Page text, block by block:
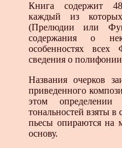
Книга содержит 48
каждый из
(Прелюдии или
содержания о
особенностях
сведения о
Названия очерков
приведенного
этом
тональностей взяты в
пьесы опираются на
основу.